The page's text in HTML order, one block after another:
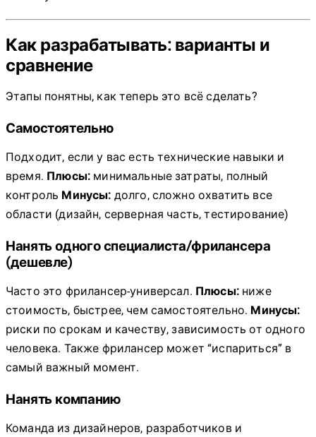
Как разрабатывать: варианты и
сравнение
Этапы понятны, как теперь это всё сделать?
Самостоятельно
Подходит, если у вас есть технические навыки и
время. Плюсы: минимальные затраты, полный
контроль Минусы: долго, сложно охватить все
области (дизайн, серверная часть, тестирование)
Нанять одного специалиста/фрилансера
(дешевле)
Часто это фрилансер-универсал. Плюсы:ниже
стоимость, быстрее, чем самостоятельно. Минусы:
риски по срокам и качеству, зависимость от одного
человека. Также фрилансер может “испариться” в
самый важный момент.
Нанять компанию
Команда из дизайнеров, разработчиков и